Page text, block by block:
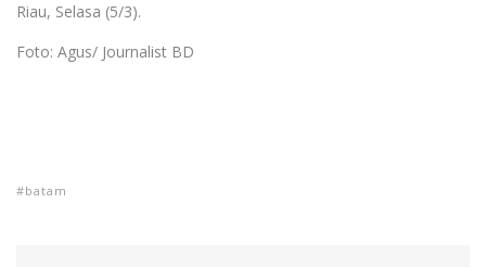
Riau, Selasa (5/3).
Foto: Agus/ Journalist BD
batam